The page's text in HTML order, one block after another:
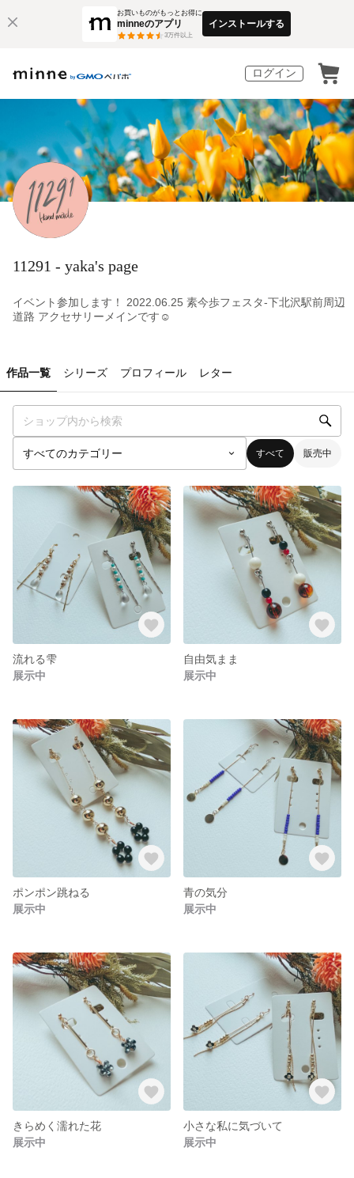
お買いものがもっとお得に
minneのアプリ
3万件以上
インストールする
ログイン
11291 - yaka's page
イベント参加します！ 2022.06.25 素今歩フェスタ-下北沢駅前周辺
道路 アクセサリーメインです☺️
作品一覧 シリーズ プロフィール レター
すべて 販売中
流れる雫
展示中
自由気まま
展示中
ポンポン跳ねる
展示中
青の気分
展示中
きらめく濡れた花
展示中
小さな私に気づいて
展示中